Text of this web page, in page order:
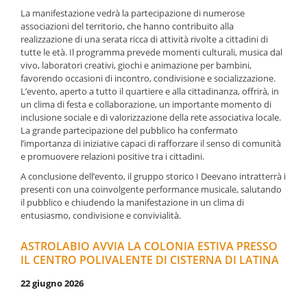
La manifestazione vedrà la partecipazione di numerose
associazioni del territorio, che hanno contribuito alla
realizzazione di una serata ricca di attività rivolte a cittadini di
tutte le età. Il programma prevede momenti culturali, musica dal
vivo, laboratori creativi, giochi e animazione per bambini,
favorendo occasioni di incontro, condivisione e socializzazione.
L’evento, aperto a tutto il quartiere e alla cittadinanza, offrirà, in
un clima di festa e collaborazione, un importante momento di
inclusione sociale e di valorizzazione della rete associativa locale.
La grande partecipazione del pubblico ha confermato
l’importanza di iniziative capaci di rafforzare il senso di comunità
e promuovere relazioni positive tra i cittadini.
A conclusione dell’evento, il gruppo storico I Deevano intratterrà i
presenti con una coinvolgente performance musicale, salutando
il pubblico e chiudendo la manifestazione in un clima di
entusiasmo, condivisione e convivialità.
ASTROLABIO AVVIA LA COLONIA ESTIVA PRESSO
IL CENTRO POLIVALENTE DI CISTERNA DI LATINA
22 giugno 2026